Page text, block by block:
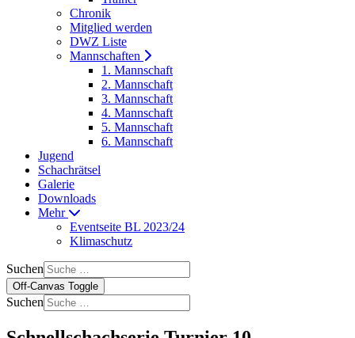
Chronik
Mitglied werden
DWZ Liste
Mannschaften
1. Mannschaft
2. Mannschaft
3. Mannschaft
4. Mannschaft
5. Mannschaft
6. Mannschaft
Jugend
Schachrätsel
Galerie
Downloads
Mehr
Eventseite BL 2023/24
Klimaschutz
Suchen
Off-Canvas Toggle
Suchen